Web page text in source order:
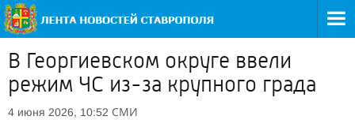
В Георгиевском округе ввели
режим ЧС из-за крупного града
4 июня 2026, 10:52 СМИ